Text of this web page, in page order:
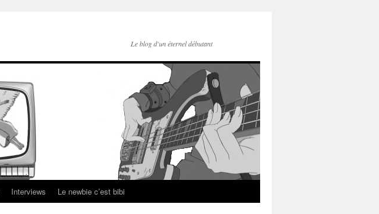
Le blog d'un éternel débutant
Interviews Le newbie c’est bibi